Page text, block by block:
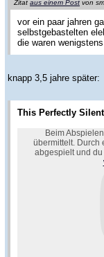
Zitat aus einem Post von
vor ein paar jahren
selbstgebastelten
die waren
knapp 3,5 jahre später:
This Perfectly
Beim
übermittelt. Durch
abgespielt und